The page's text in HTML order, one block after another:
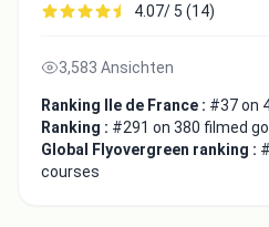
4.07/ 5 (14)
3,583 Ansichten
Ranking Ile de France : #37 on
Ranking : #291 on 380 filmed
Global Flyovergreen ranking :
courses